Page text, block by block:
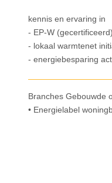
kennis en ervaring in
- EP-W
- lokaal warmtenet
- energiebesparing
Branches Gebouwde
• Energielabel